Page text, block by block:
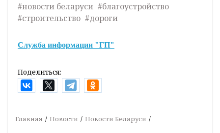
#новости беларуси #благоустройство
#строительство #дороги
Служба информации "ГП"
Поделиться:
Главная Новости Новости Беларуси